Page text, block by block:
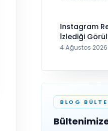
Instagram
İzlediği
4 Ağustos 2026
BLOG
Bültenimize